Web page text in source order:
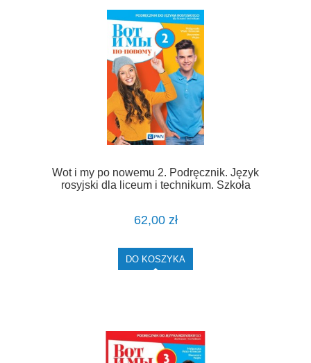
Wot i my po nowemu 2. Podręcznik. Język
rosyjski dla liceum i technikum. Szkoła
62,00 zł
DO KOSZYKA